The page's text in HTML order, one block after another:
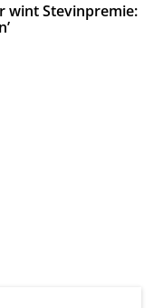
wint Stevinpremie: